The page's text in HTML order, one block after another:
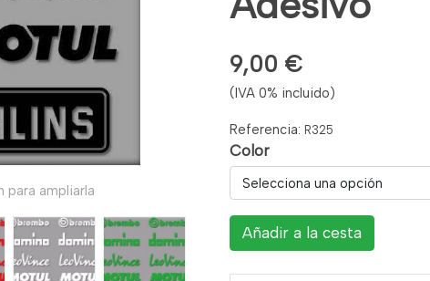
para ampliarla
9,00 €
(IVA 0% incluido)
Referencia: R325
Color
Selecciona una opción
Añadir a la cesta